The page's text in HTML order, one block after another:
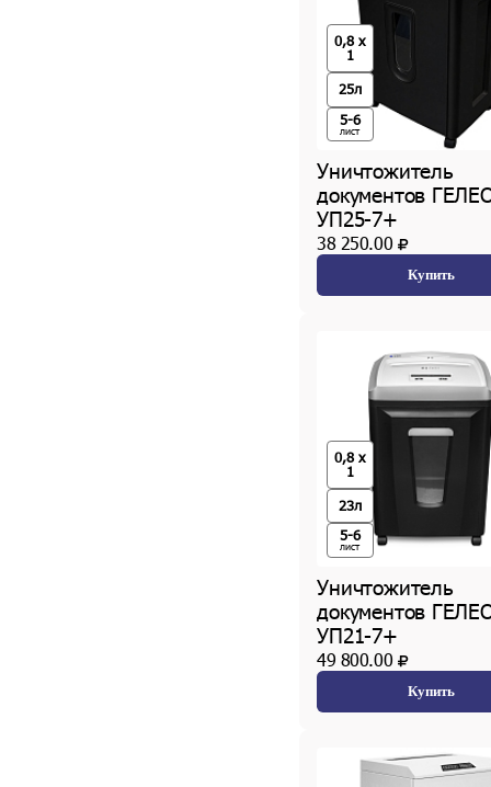
0,8 x
1
25л
5-6
лист
Уничтожитель
документов
УП25-7+
38 250.00
Купить
0,8 x
1
23л
5-6
лист
Уничтожитель
документов
УП21-7+
49 800.00
Купить